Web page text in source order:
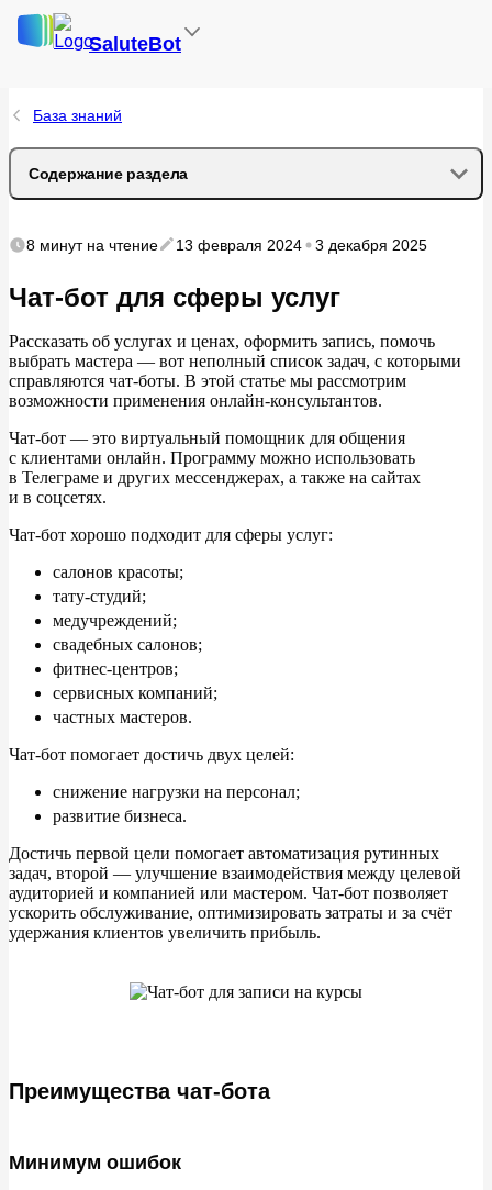
SaluteBot
База знаний
Содержание раздела
Преимущества чат-бота
Минимум ошибок
Качественное обслуживание
Вектор развития
Рост бизнес-показателей
Применение чат-бота
Запись клиентов
Ответы на частые вопросы
Повышение продаж
8 минутна чтение 13 февраля 2024 3 декабря 2025
Чат-бот для сферы услуг
Рассказать об услугах и ценах, оформить запись, помочь
выбрать мастера — вот неполный список задач, с которыми
справляются чат-боты. В этой статье мы рассмотрим
возможности применения онлайн-консультантов.
Чат-бот — это виртуальный помощник для общения
с клиентами онлайн. Программу можно использовать
в Телеграме и других мессенджерах, а также на сайтах
и в соцсетях.
Чат-бот хорошо подходит для сферы услуг:
салонов красоты;
тату-студий;
медучреждений;
свадебных салонов;
фитнес-центров;
сервисных компаний;
частных мастеров.
Чат-бот помогает достичь двух целей:
снижение нагрузки на персонал;
развитие бизнеса.
Достичь первой цели помогает автоматизация рутинных
задач, второй — улучшение взаимодействия между целевой
аудиторией и компанией или мастером. Чат-бот позволяет
ускорить обслуживание, оптимизировать затраты и за счёт
удержания клиентов увеличить прибыль.
Преимущества чат-бота
Минимум ошибок